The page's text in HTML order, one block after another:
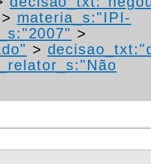
> materia_s:"IPI-
>
>